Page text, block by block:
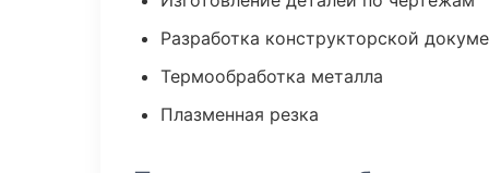
Разработка конструкторской
Термообработка металла
Плазменная резка